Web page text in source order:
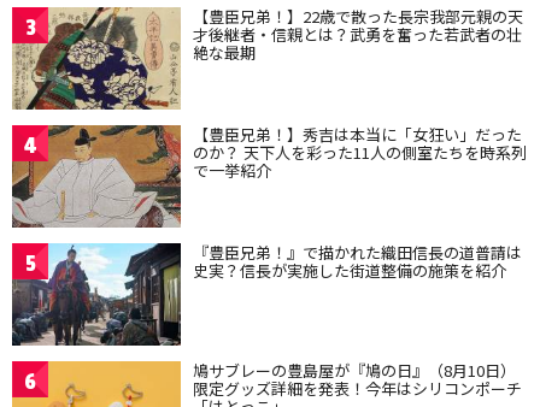
3 【豊臣兄弟！】22歳で散った長宗我部元親の天
才後継者・信親とは？武勇を奮った若武者の壮
絶な最期
4 【豊臣兄弟！】秀吉は本当に「女狂い」だった
のか？ 天下人を彩った11人の側室たちを時系列
で一挙紹介
5 『豊臣兄弟！』で描かれた織田信長の道普請は
史実？信長が実施した街道整備の施策を紹介
6 鳩サブレーの豊島屋が『鳩の日』（8月10日）
限定グッズ詳細を発表！今年はシリコンポーチ